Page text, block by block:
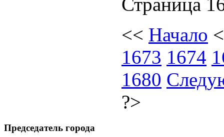
Страница
<< Начало
1673 1674
1680
?>
Председатель города